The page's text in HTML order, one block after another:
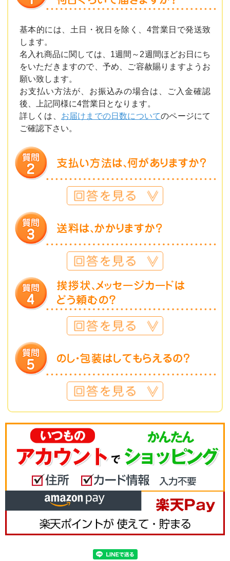
基本的には、土日・祝日を除く、4営業日で発送致
します。
名入れ商品に関しては、1週間～2週間ほどお日にち
をいただきますので、予め、ご容赦賜りますようお
願い致します。
お支払い方法が、お振込みの場合は、ご入金確認
後、上記同様に4営業日となります。
詳しくは、 お届けまでの日数についてのページにて
ご確認下さい。